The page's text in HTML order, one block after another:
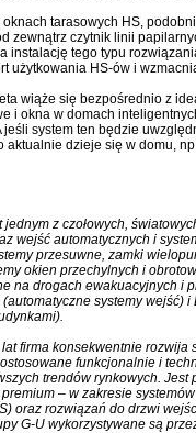
tarasowych HS,
zewnątrz czytnik linii
instalację tego typu
użytkowania HS-ów i
wiąże się bezpośrednio z
i okna w domach
jeśli system ten będzie
aktualnie dzieje się w domu,
jednym z czołowych,
wejść automatycznych i
przesuwne, zamki
okien przechylnych i
na drogach ewakuacyjnych i
systemy wejść)
firma konsekwentnie
funkcjonalnie i
trendów rynkowych.
– w zakresie
oraz rozwiązań do drzwi
G-U wykorzystywane są